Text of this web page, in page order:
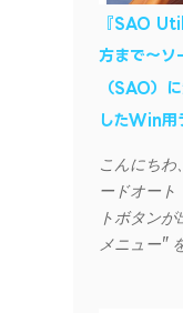
る。私も
を使い始
ていたのだ
同期がで
になった
に入力しよ
が保存され
促される
するには、
『SAO
方まで～ソ
（SAO）
したWin用
こんにち
ードオート
トボタン
メニュー"